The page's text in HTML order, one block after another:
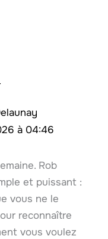
à 04:46
Rob
et puissant :
vous ne le
reconnaître
vous voulez